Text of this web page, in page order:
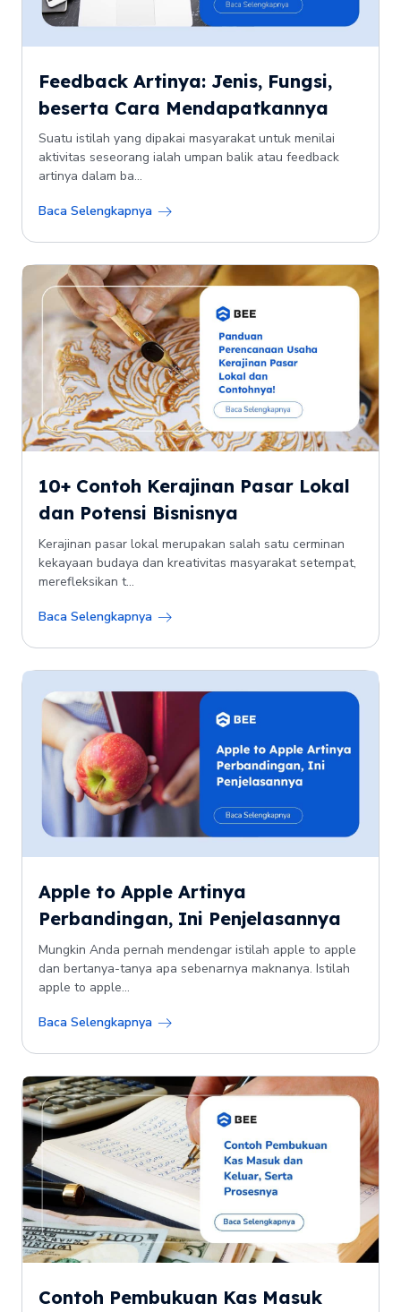
Feedback Artinya: Jenis, Fungsi,
beserta Cara Mendapatkannya
Suatu istilah yang dipakai masyarakat untuk menilai
aktivitas seseorang ialah umpan balik atau feedback
artinya dalam ba...
Baca Selengkapnya
10+ Contoh Kerajinan Pasar Lokal
dan Potensi Bisnisnya
Kerajinan pasar lokal merupakan salah satu cerminan
kekayaan budaya dan kreativitas masyarakat setempat,
merefleksikan t...
Baca Selengkapnya
Apple to Apple Artinya
Perbandingan, Ini Penjelasannya
Mungkin Anda pernah mendengar istilah apple to apple
dan bertanya-tanya apa sebenarnya maknanya. Istilah
apple to apple...
Baca Selengkapnya
Contoh Pembukuan Kas Masuk